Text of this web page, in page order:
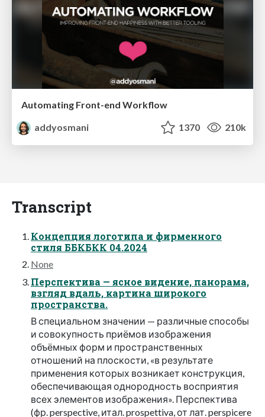
Automating Front-end Workflow
addyosmani
1370 210k
Transcript
Концепция логотипа и фирменного
стиля ББКБКК 04.2024
None
Перспектива — ясное видение, панорама,
взгляд вдаль, картина широкого
пространства.
В специальном значении — различные способы
и совокупность приёмов изображения
объёмных форм и пространственных
отношений на плоскости, «в результате
применения которых возникает конструкция,
обеспечивающая однородность восприятия
всех элементов изображения». Перспектива
(фр. perspective, итал. prospettiva, от лат. perspicere